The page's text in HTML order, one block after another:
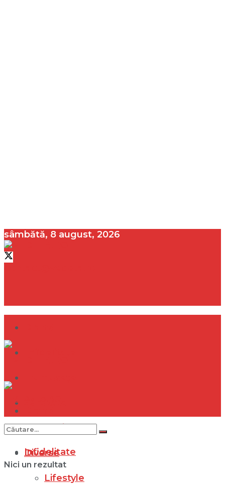
sâmbătă, 8 august, 2026
Internațional
Diverse
Lifestyle
Infidelitate
Nici un rezultat